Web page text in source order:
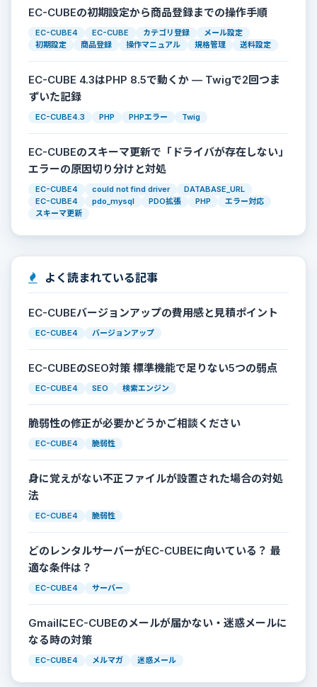
EC-CUBEの初期設定から商品登録までの操作手順
EC-CUBE4 EC-CUBE カテゴリ登録
メール設定
初期設定
商品登録 操作マニュアル 規格管理 送料設定
EC-CUBE 4.3はPHP 8.5で動くか — Twigで2回つま
ずいた記録
EC-CUBE4.3 PHP PHPエラー Twig
EC-CUBEのスキーマ更新で「ドライバが存在しない」
エラーの原因切り分けと対処
EC-CUBE4 could not find driver
DATABASE_URL
EC-CUBE4
pdo_mysql PDO拡張 PHP
エラー対応
スキーマ更新
よく読まれている記事
EC-CUBEバージョンアップの費用感と見積ポイント
EC-CUBE4 バージョンアップ
EC-CUBEのSEO対策 標準機能で足りない5つの弱点
EC-CUBE4 SEO 検索エンジン
脆弱性の修正が必要かどうかご相談ください
EC-CUBE4 脆弱性
身に覚えがない不正ファイルが設置された場合の対処
法
EC-CUBE4 脆弱性
どのレンタルサーバーがEC-CUBEに向いている？ 最
適な条件は？
EC-CUBE4 サーバー
GmailにEC-CUBEのメールが届かない・迷惑メールに
なる時の対策
EC-CUBE4 メルマガ 迷惑メール